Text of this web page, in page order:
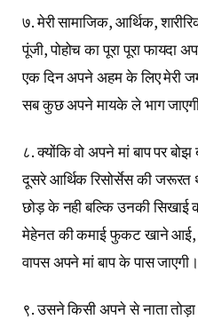
७. मेरी सामाजिक, आर्थिक,
पूंजी, पोहोच का पूरा पूरा फायदा
एक दिन अपने अहम के लिए मेरी
सब कुछ अपने मायके ले भाग
८. क्योंकि वो अपने मां बाप पर
दूसरे आर्थिक रिसोर्सेस की जरूरत
छोड़ के नही बल्कि उनकी सिखाई
मेहेनत की कमाई फुकट खाने
वापस अपने मां बाप के पास जाएगी।
९. उसने किसी अपने से नाता तोड़ा